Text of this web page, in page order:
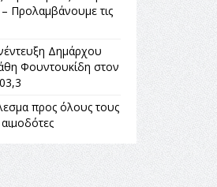
Προλαμβάνουμε τις
Δημάρχου
Φουντουκίδη στον
προς όλους τους
η Ελλάδα ένας
Μουσική
Πόλεμος και